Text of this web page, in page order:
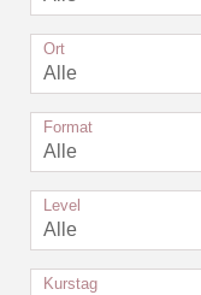
Ort
Alle
Format
Alle
Level
Alle
Kurstag